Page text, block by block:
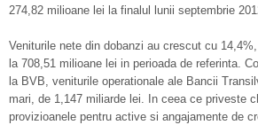
274,82 milioane lei la finalul lunii septembrie
Veniturile nete din dobanzi au crescut cu
la 708,51 milioane lei in perioada de referinta.
la BVB, veniturile operationale ale Bancii
mari, de 1,147 miliarde lei. In ceea ce priveste
provizioanele pentru active si angajamente de